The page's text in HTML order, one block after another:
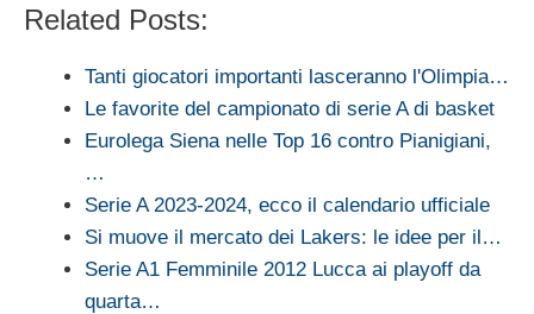
Related Posts:
Tanti giocatori importanti lasceranno l'Olimpia…
Le favorite del campionato di serie A di basket
Eurolega Siena nelle Top 16 contro Pianigiani,
…
Serie A 2023-2024, ecco il calendario ufficiale
Si muove il mercato dei Lakers: le idee per il…
Serie A1 Femminile 2012 Lucca ai playoff da
quarta…